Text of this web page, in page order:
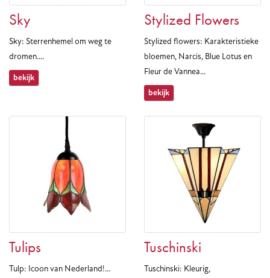
Sky
Sky: Sterrenhemel om weg te
dromen....
bekijk
Stylized Flowers
Stylized flowers: Karakteristieke
bloemen, Narcis, Blue Lotus en
Fleur de Vannea...
bekijk
Tulips
Tulp: Icoon van Nederland!...
Tuschinski
Tuschinski: Kleurig,